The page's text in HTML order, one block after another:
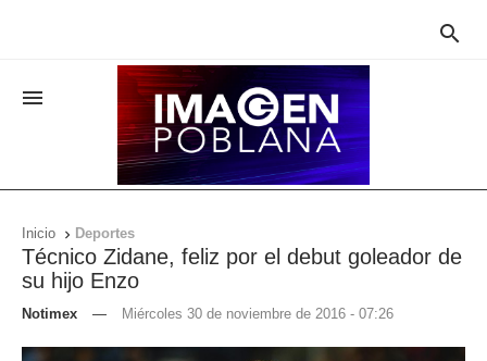


Inicio  Deportes
Técnico Zidane, feliz por el debut goleador de
su hijo Enzo
Notimex — Miércoles 30 de noviembre de 2016 - 07:26